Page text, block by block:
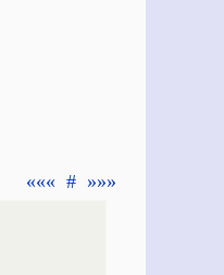
««« # »»»